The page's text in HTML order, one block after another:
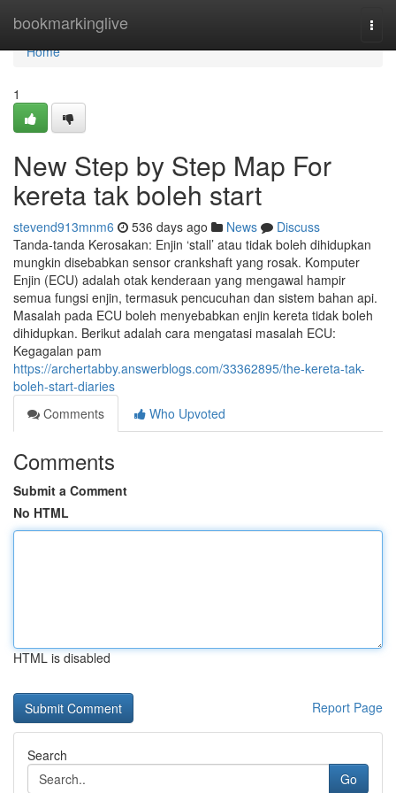
bookmarkinglive
Home
Home
1
New Step by Step Map For
kereta tak boleh start
stevend913mnm6 536 days ago News
Discuss
Tanda-tanda Kerosakan: Enjin ‘stall’ atau tidak boleh dihidupkan
mungkin disebabkan sensor crankshaft yang rosak. Komputer
Enjin (ECU) adalah otak kenderaan yang mengawal hampir
semua fungsi enjin, termasuk pencucuhan dan sistem bahan api.
Masalah pada ECU boleh menyebabkan enjin kereta tidak boleh
dihidupkan. Berikut adalah cara mengatasi masalah ECU:
Kegagalan pam
https://archertabby.answerblogs.com/33362895/the-kereta-tak-
boleh-start-diaries
Comments
Who Upvoted
Comments
Submit a Comment
No HTML
HTML is disabled
Report Page
Search
Go